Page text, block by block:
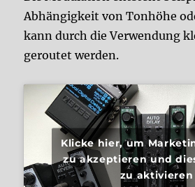
Abhängigkeit von Tonhöhe
kann durch die Verwendung
geroutet werden.
Klicke hier, um
zu akzeptieren und
zu aktivieren